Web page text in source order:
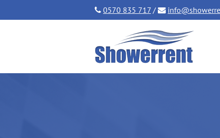
0570 835 717 /